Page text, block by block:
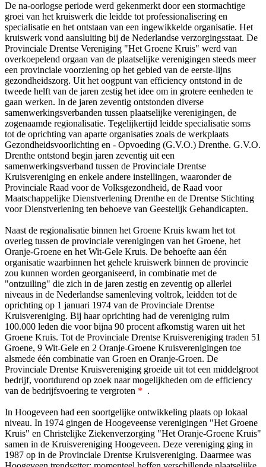
De na-oorlogse periode werd gekenmerkt door een stormachtige
groei van het kruiswerk die leidde tot professionalisering en
specialisatie en het ontstaan van een ingewikkelde organisatie. Het
kruiswerk vond aansluiting bij de Nederlandse verzorgingsstaat. De
Provinciale Drentse Vereniging "Het Groene Kruis" werd van
overkoepelend orgaan van de plaatselijke verenigingen steeds meer
een provinciale voorziening op het gebied van de eerste-lijns
gezondheidszorg. Uit het oogpunt van efficiency ontstond in de
tweede helft van de jaren zestig het idee om in grotere eenheden te
gaan werken. In de jaren zeventig ontstonden diverse
samenwerkingsverbanden tussen plaatselijke verenigingen, de
zogenaamde regionalisatie. Tegelijkertijd leidde specialisatie soms
tot de oprichting van aparte organisaties zoals de werkplaats
Gezondheidsvoorlichting en - Opvoeding (G.V.O.) Drenthe. G.V.O.
Drenthe ontstond begin jaren zeventig uit een
samenwerkingsverband tussen de Provinciale Drentse
Kruisvereniging en enkele andere instellingen, waaronder de
Provinciale Raad voor de Volksgezondheid, de Raad voor
Maatschappelijke Dienstverlening Drenthe en de Drentse Stichting
voor Dienstverlening ten behoeve van Geestelijk Gehandicapten.
Naast de regionalisatie binnen het Groene Kruis kwam het tot
overleg tussen de provinciale verenigingen van het Groene, het
Oranje-Groene en het Wit-Gele Kruis. De behoefte aan één
organisatie waarbinnen het gehele kruiswerk binnen de provincie
zou kunnen worden georganiseerd, in combinatie met de
"ontzuiling" die zich in de jaren zestig en zeventig op allerlei
niveaus in de Nederlandse samenleving voltrok, leidden tot de
oprichting op 1 januari 1974 van de Provinciale Drentse
Kruisvereniging. Bij haar oprichting had de vereniging ruim
100.000 leden die voor bijna 90 procent afkomstig waren uit het
Groene Kruis. Tot de Provinciale Drentse Kruisvereniging traden 51
Groene, 9 Wit-Gele en 2 Oranje-Groene Kruisverenigingen toe
alsmede één combinatie van Groen en Oranje-Groen. De
Provinciale Drentse Kruisvereniging groeide uit tot een middelgroot
bedrijf, voortdurend op zoek naar mogelijkheden om de efficiency
van de bedrijfsvoering te vergroten * .
In Hoogeveen had een soortgelijke ontwikkeling plaats op lokaal
niveau. In 1974 gingen de Hoogeveense verenigingen "Het Groene
Kruis" en Christelijke Ziekenverzorging "Het Oranje-Groene Kruis"
samen in de Kruisvereniging Hoogeveen. Deze vereniging ging in
1987 op in de Provinciale Drentse Kruisvereniging. Daarmee was